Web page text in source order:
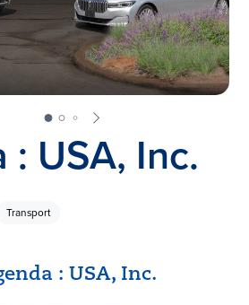
USA, Inc.
Transport
: USA, Inc.